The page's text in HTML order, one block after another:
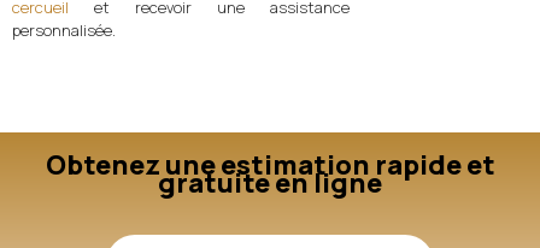
cercueil et recevoir une assistance
personnalisée.
Obtenez une estimation rapide et
gratuite en ligne